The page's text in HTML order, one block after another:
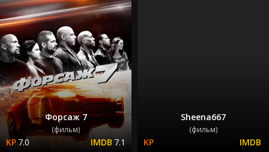
Форсаж 7
(фильм)
7.0 7.1
Sheena667
(фильм)